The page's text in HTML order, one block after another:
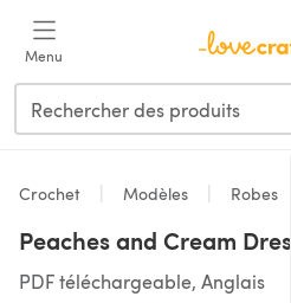
Menu
Crochet Modèles Robes
Peaches and Cream Dress
PDF téléchargeable, Anglais